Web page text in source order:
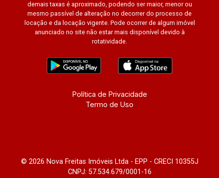
demais taxas é aproximado, podendo ser maior, menor ou
mesmo passível de alteração no decorrer do processo de
locação e da locação vigente. Pode ocorrer de algum imóvel
anunciado no site não estar mais disponível devido à
rotatividade.
Política de Privacidade
Termo de Uso
© 2026 Nova Freitas Imóveis Ltda - EPP - CRECI 10355J
CNPJ: 57.534.679/0001-16